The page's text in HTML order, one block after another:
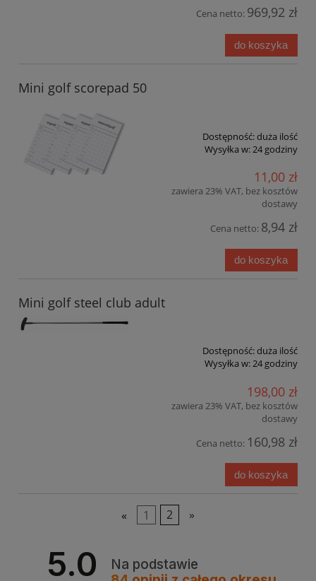
Cena netto: 969,92 zł
do koszyka
Mini golf scorepad 50
Dostępność:duża ilość
Wysyłka w: 24 godziny
11,00 zł
zawiera 23% VAT, bez kosztów
dostawy
Cena netto: 8,94 zł
do koszyka
Mini golf steel club adult
Dostępność:duża ilość
Wysyłka w:24 godziny
198,00 zł
zawiera 23% VAT, bez kosztów
dostawy
Cena netto: 160,98 zł
do koszyka
« 1 2 »
5.0
Na podstawie